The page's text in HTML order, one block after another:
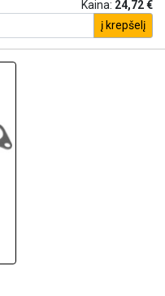
Kaina: 24,72 €
į krepšelį